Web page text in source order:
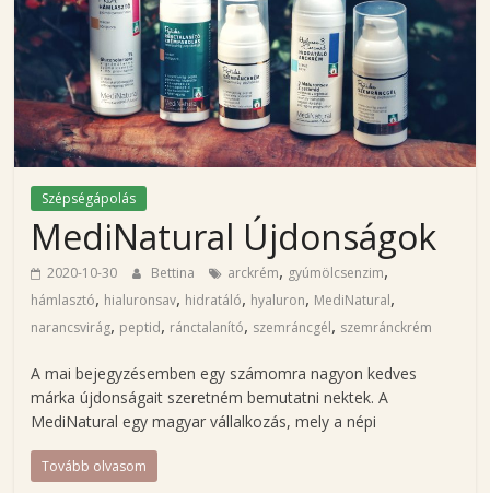
i
n
a
s
b
o
Szépségápolás
MediNatural Újdonságok
2020-10-30 Bettina arckrém, gyúmölcsenzim,
hámlasztó, hialuronsav, hidratáló, hyaluron, MediNatural,
narancsvirág, peptid, ránctalanító, szemráncgél, szemránckrém
A mai bejegyzésemben egy számomra nagyon kedves
márka újdonságait szeretném bemutatni nektek. A
MediNatural egy magyar vállalkozás, mely a népi
Tovább olvasom